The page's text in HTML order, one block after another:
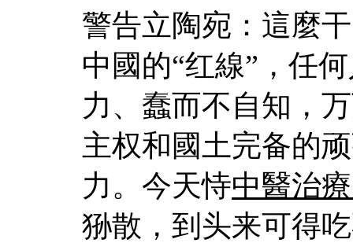
警告立陶宛：這麼
中國的“红線”，任
力、蠢而不自知，
主权和國土完备的
力。今天恃中醫治
狲散，到头来可得